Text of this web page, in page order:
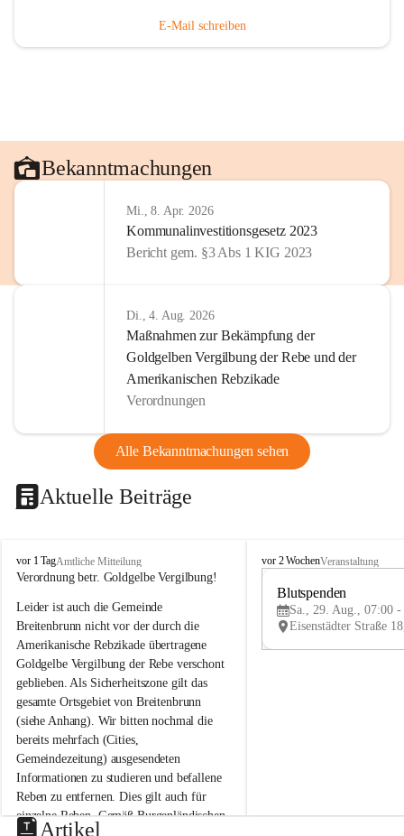
E-Mail schreiben
Bekanntmachungen
Mi., 8. Apr. 2026
Kommunalinvestitionsgesetz 2023
Bericht gem. §3 Abs 1 KIG 2023
Di., 4. Aug. 2026
Maßnahmen zur Bekämpfung der
Goldgelben Vergilbung der Rebe und der
Amerikanischen Rebzikade
Verordnungen
Alle Bekanntmachungen sehen
Aktuelle Beiträge
B
r
i
t
e
n
b
r
u
n
n
a
m
N
e
u
vor 1 TagAmtliche Mitteilung
Verordnung betr. Goldgelbe Vergilbung!
Leider ist auch die Gemeinde
Breitenbrunn nicht vor der durch die
Amerikanische Rebzikade übertragene
Goldgelbe Vergilbung der Rebe verschont
geblieben. Als Sicherheitszone gilt das
gesamte Ortsgebiet von Breitenbrunn
(siehe Anhang). Wir bitten nochmal die
bereits mehrfach (Cities,
Gemeindezeitung) ausgesendeten
Informationen zu studieren und befallene
Reben zu entfernen. Dies gilt auch für
einzelne Reben. Gemäß Burgenländischen
B
e
u
vor 2 WochenVeranstaltung
Blutspenden
Sa., 29. Aug., 07:00 -
Artikel